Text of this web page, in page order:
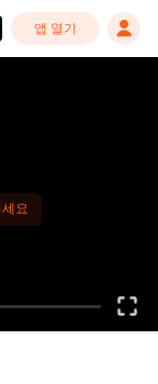
앱 열기
요